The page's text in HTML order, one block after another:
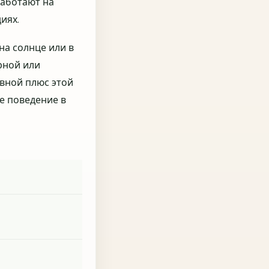
солнце или в
или
плюс этой
поведение в